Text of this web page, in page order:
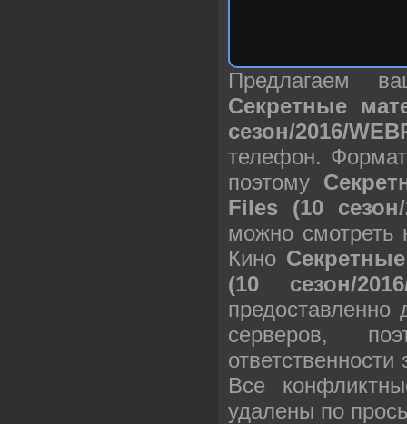
Предлагаем
Секретные
сезон/2016/
телефон.
поэтому
Files (10
можно
Кино
(10 сезон/
серверов,
Все
удалены по